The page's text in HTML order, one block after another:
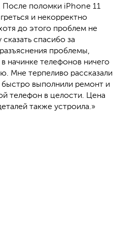
После поломки iPhone 11
и некорректно
до этого проблем не
спасибо за
проблемы,
в начинке телефонов ничего
Мне терпеливо рассказали
быстро выполнили ремонт и
телефон в целости. Цена
также устроила.»